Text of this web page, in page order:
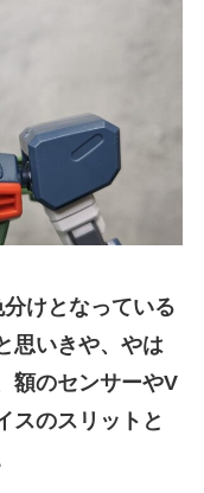
けとなっている
思いきや、やは
額のセンサーやV
スのスリットと